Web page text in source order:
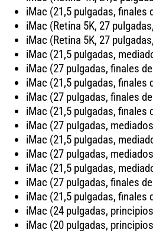
iMac (21,5 pulgadas, finales
iMac (Retina 5K, 27
iMac (Retina 5K, 27
iMac (21,5 pulgadas,
iMac (27 pulgadas, finales
iMac (21,5 pulgadas, finales
iMac (27 pulgadas, finales
iMac (21,5 pulgadas, finales
iMac (27 pulgadas,
iMac (21,5 pulgadas,
iMac (27 pulgadas,
iMac (21,5 pulgadas,
iMac (27 pulgadas, finales
iMac (21,5 pulgadas, finales
iMac (24 pulgadas,
iMac (20 pulgadas,